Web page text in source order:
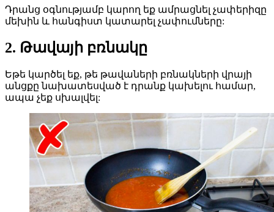
Դրանց օգնությամբ կարող եք ամրացնել չափերիզը
մեխին և հանգիստ կատարել չափումները:
2. Թավայի բռնակը
Եթե կարծել եք, թե թավաների բռնակների վրայի
անցքը նախատեսված է դրանք կախելու համար,
ապա չեք սխալվել: